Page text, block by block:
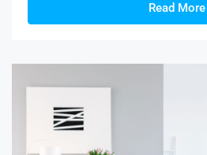
Read More